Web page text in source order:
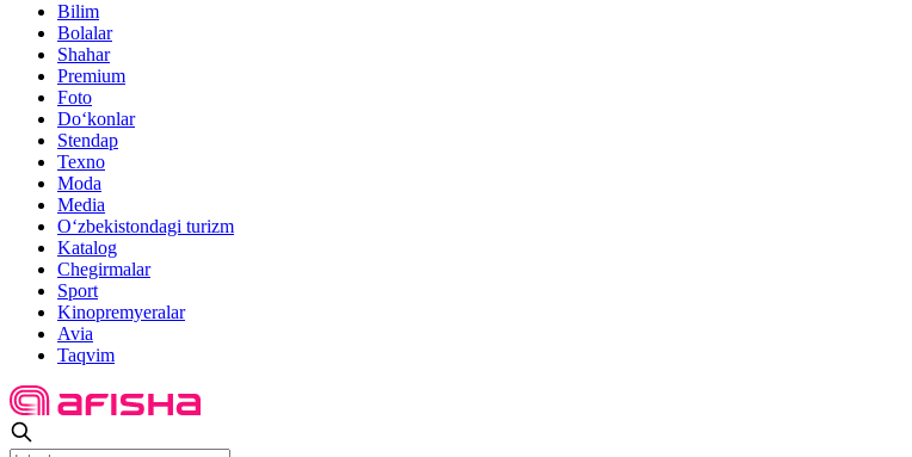
Bilim
Bolalar
Shahar
Premium
Foto
Do‘konlar
Stendap
Texno
Moda
Media
O‘zbekistondagi turizm
Katalog
Chegirmalar
Sport
Kinopremyeralar
Avia
Taqvim